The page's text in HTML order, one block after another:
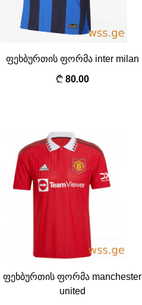
ფეხბურთის ფორმა inter milan
80.00
ფეხბურთის ფორმა manchester
united